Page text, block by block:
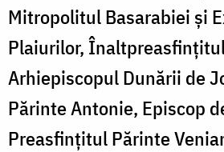
Foto:
Basilica.ro
-
Mircea
Florescu
Mitropolitul Basarabiei și
Plaiurilor,
Arhiepiscopul Dunării de
Părinte Antonie, Episcop
Preasfințitul Părinte